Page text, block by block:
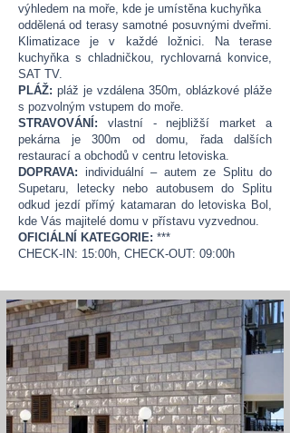
výhledem na moře, kde je umístěna kuchyňka
oddělená od terasy samotné posuvnými dveřmi.
Klimatizace je v každé ložnici. Na terase
kuchyňka s chladničkou, rychlovarná konvice,
SAT TV.
PLÁŽ: pláž je vzdálena 350m, oblázkové pláže
s pozvolným vstupem do moře.
STRAVOVÁNÍ: vlastní - nejbližší market a
pekárna je 300m od domu, řada dalších
restaurací a obchodů v centru letoviska.
DOPRAVA: individuální – autem ze Splitu do
Supetaru, letecky nebo autobusem do Splitu
odkud jezdí přímý katamaran do letoviska Bol,
kde Vás majitelé domu v přístavu vyzvednou.
OFICIÁLNÍ KATEGORIE: ***
CHECK-IN: 15:00h, CHECK-OUT: 09:00h​